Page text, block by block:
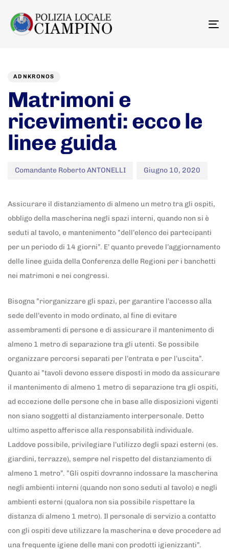
ADNKRONOS
Matrimoni e
ricevimenti: ecco le
linee guida
Comandante Roberto ANTONELLI Giugno 10, 2020
Assicurare il distanziamento di almeno un metro tra gli ospiti,
obbligo della mascherina negli spazi interni, quando non si è
seduti al tavolo, e mantenimento ”dell’elenco dei partecipanti
per un periodo di 14 giorni”. E’ quanto prevede l’aggiornamento
delle linee guida della Conferenza delle Regioni per i banchetti
nei matrimoni e nei congressi.
Bisogna ”riorganizzare gli spazi, per garantire l’accesso alla
sede dell’evento in modo ordinato, al fine di evitare
assembramenti di persone e di assicurare il mantenimento di
almeno 1 metro di separazione tra gli utenti. Se possibile
organizzare percorsi separati per l’entrata e per l’uscita”.
Quanto ai ”tavoli devono essere disposti in modo da assicurare
il mantenimento di almeno 1 metro di separazione tra gli ospiti,
ad eccezione delle persone che in base alle disposizioni vigenti
non siano soggetti al distanziamento interpersonale. Detto
ultimo aspetto afferisce alla responsabilità individuale.
Laddove possibile, privilegiare l’utilizzo degli spazi esterni (es.
giardini, terrazze), sempre nel rispetto del distanziamento di
almeno 1 metro”. ”Gli ospiti dovranno indossare la mascherina
negli ambienti interni (quando non sono seduti al tavolo) e negli
ambienti esterni (qualora non sia possibile rispettare la
distanza di almeno 1 metro). Il personale di servizio a contatto
con gli ospiti deve utilizzare la mascherina e deve procedere ad
una frequente igiene delle mani con prodotti igienizzanti”.